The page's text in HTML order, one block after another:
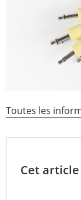
Toutes les
Cet